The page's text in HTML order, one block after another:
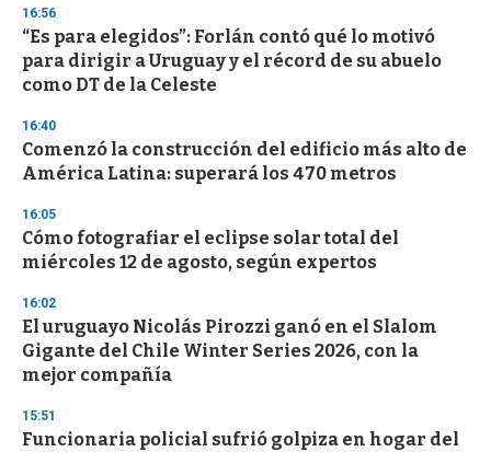
s
e
o
n
16:56
“Es para elegidos”: Forlán contó qué lo motivó
para dirigir a Uruguay y el récord de su abuelo
como DT de la Celeste
16:40
Comenzó la construcción del edificio más alto de
América Latina: superará los 470 metros
16:05
Cómo fotografiar el eclipse solar total del
miércoles 12 de agosto, según expertos
16:02
El uruguayo Nicolás Pirozzi ganó en el Slalom
Gigante del Chile Winter Series 2026, con la
mejor compañía
15:51
Funcionaria policial sufrió golpiza en hogar del